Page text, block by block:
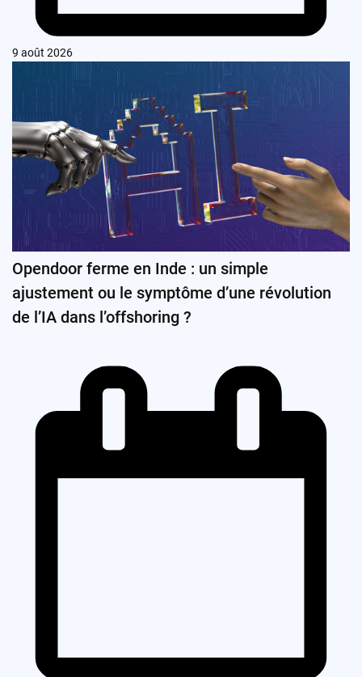
9 août 2026
Opendoor ferme en Inde : un simple
ajustement ou le symptôme d’une révolution
de l’IA dans l’offshoring ?